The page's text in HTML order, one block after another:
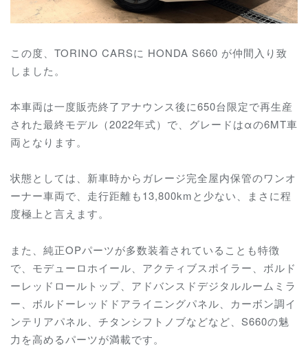
この度、TORINO CARSに HONDA S660 が仲間入り致
しました。
本車両は一度販売終了アナウンス後に650台限定で再生産
された最終モデル（2022年式）で、グレードはαの6MT車
両となります。
状態としては、新車時からガレージ完全屋内保管のワンオ
ーナー車両で、走行距離も13,800kmと少ない、まさに程
度極上と言えます。
また、純正OPパーツが多数装着されていることも特徴
で、モデューロホイール、アクティブスポイラー、ボルド
ーレッドロールトップ、アドバンスドデジタルルームミラ
ー、ボルドーレッドドアライニングパネル、カーボン調イ
ンテリアパネル、チタンシフトノブなどなど、S660の魅
力を高めるパーツが満載です。